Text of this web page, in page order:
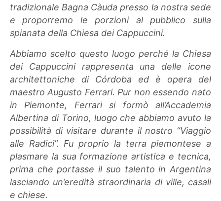
tradizionale Bagna Càuda presso la nostra sede
e proporremo le porzioni al pubblico sulla
spianata della Chiesa dei Cappuccini.
Abbiamo scelto questo luogo perché la Chiesa
dei Cappuccini rappresenta una delle icone
architettoniche di Córdoba ed è opera del
maestro Augusto Ferrari. Pur non essendo nato
in Piemonte, Ferrari si formò all’Accademia
Albertina di Torino, luogo che abbiamo avuto la
possibilità di visitare durante il nostro “Viaggio
alle Radici”. Fu proprio la terra piemontese a
plasmare la sua formazione artistica e tecnica,
prima che portasse il suo talento in Argentina
lasciando un’eredità straordinaria di ville, casali
e chiese.